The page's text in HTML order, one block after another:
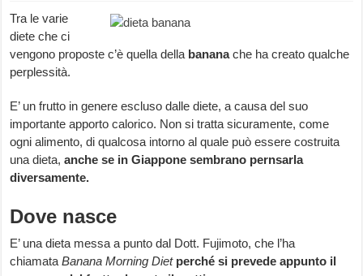
Tra le varie
diete che ci
vengono proposte c’è quella della bananache ha creato qualche
perplessità.
E’ un frutto in genere escluso dalle diete, a causa del suo
importante apporto calorico. Non si tratta sicuramente, come
ogni alimento, di qualcosa intorno al quale può essere costruita
una dieta,anche se in Giappone sembrano pernsarla
diversamente.
Dove nasce
E’ una dieta messa a punto dal Dott. Fujimoto, che l’ha
chiamataBanana Morning Dietperché si prevede appunto il